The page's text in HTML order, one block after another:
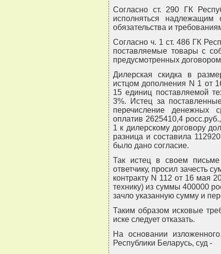
Согласно ст. 290 ГК
исполняться надлежащим
обязательства и
Согласно ч. 1 ст. 486 ГК
поставляемые товары с
предусмотренных
Дилерская скидка в
истцом дополнения N 1 от
15 единиц поставляемой
3%. Истец за
перечисление денежных
оплатив 2625410,4
1 к дилерскому договору
разница и составила
было дано согласие.
Так истец в своем
ответчику, просил зачесть
контракту N 112 от 16 мая
технику) из суммы 400000
зачло указанную сумму и
Таким образом исковые
иске следует отказать.
На основании
Республики Беларусь, суд -